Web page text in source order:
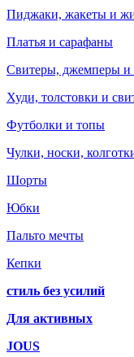
Пиджаки, жакеты и
Платья и сарафаны
Свитеры, джемперы и
Худи, толстовки и
Футболки и топы
Чулки, носки,
Шорты
Юбки
Пальто мечты
Кепки
стиль без усилий
Для активных
JOUS